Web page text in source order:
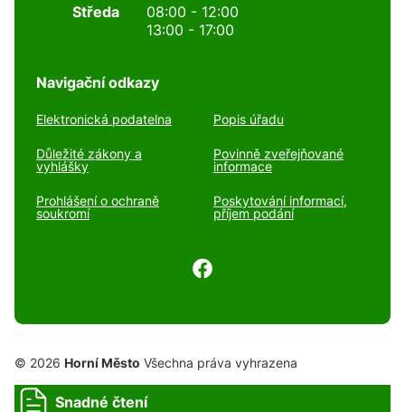
Středa
08:00 - 12:00
13:00 - 17:00
Navigační odkazy
Elektronická podatelna Popis úřadu
Důležité zákony a
vyhlášky
Povinně zveřejňované
informace
Prohlášení o ochraně
soukromí
Poskytování informací,
příjem podání
© 2026 Horní Město Všechna práva vyhrazena
Snadné čtení